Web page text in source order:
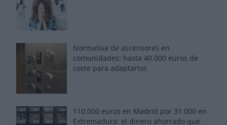
Normativa de ascensores en
comunidades: hasta 40.000 euros de
coste para adaptarlos
110.000 euros en Madrid por 31.000 en
Extremadura: el dinero ahorrado que